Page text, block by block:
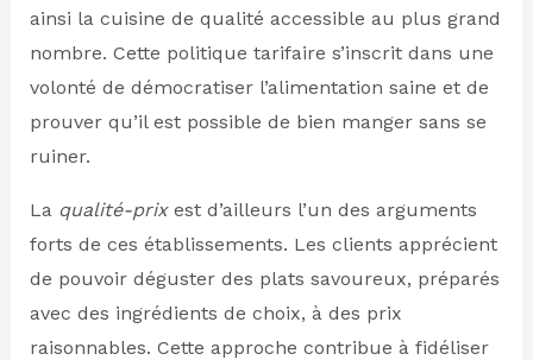
ainsi la cuisine de qualité accessible au plus grand
nombre. Cette politique tarifaire s’inscrit dans une
volonté de démocratiser l’alimentation saine et de
prouver qu’il est possible de bien manger sans se
ruiner.
La qualité-prixest d’ailleurs l’un des arguments
forts de ces établissements. Les clients apprécient
de pouvoir déguster des plats savoureux, préparés
avec des ingrédients de choix, à des prix
raisonnables. Cette approche contribue à fidéliser